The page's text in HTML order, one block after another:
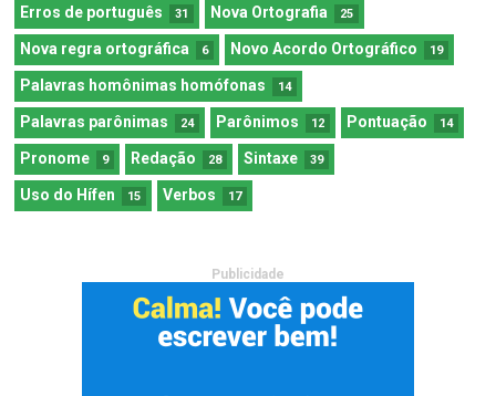
Erros de português 31 Nova Ortografia 25
Nova regra ortográfica 6 Novo Acordo Ortográfico 19
Palavras homônimas homófonas 14
Palavras parônimas 24 Parônimos 12 Pontuação 14
Pronome 9 Redação 28 Sintaxe 39
Uso do Hífen 15 Verbos 17
Publicidade